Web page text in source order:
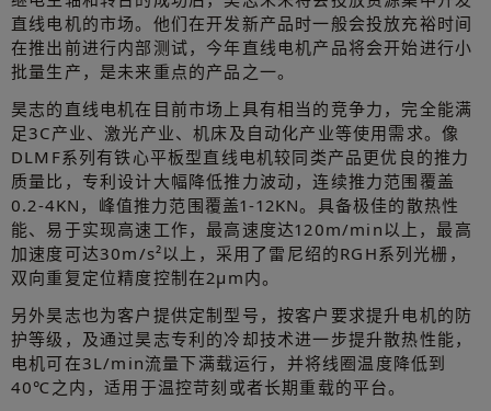
直线电机的市场。他们在开发新产品时一般会投放充裕时间
在推出前进行内部测试，今年直线电机产品将会开始进行小
批量生产，是未来重点的产品之一。
昊志的直线电机在目前市场上具有相当的竞争力，完全能满
足3C产业、激光产业、机床及自动化产业等使用需求。像
DLMF系列有铁心平板型直线电机较同类产品更优良的推力
质量比，专利设计大幅降低推力波动，连续推力范围覆盖
0.2-4KN，峰值推力范围覆盖1-12KN。具备极佳的散热性
能、易于实现高速工作，最高速度达120m/min以上，最高
加速度可达30m/s²以上，采用了雷尼绍的RGH系列光栅，
双向重复定位精度控制在2μm内。
另外昊志也为客户提供定制型号，按客户要求提升电机的防
护等级，及通过昊志专利的冷却技术进一步提升散热性能，
电机可在3L/min流量下满载运行，并将线圈温度降低到
40℃之内，适用于温控苛刻或者长期重载的平台。